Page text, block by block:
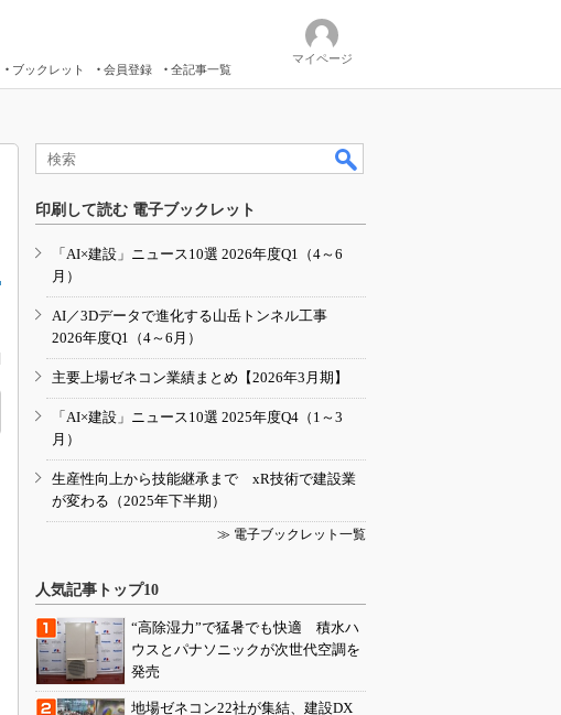
ブックレット 会員登録 全記事一覧
マイページ
印刷して読む 電子ブックレット
「AI×建設」ニュース10選 2026年度Q1（4～6
月）
AI／3Dデータで進化する山岳トンネル工事
2026年度Q1（4～6月）
主要上場ゼネコン業績まとめ【2026年3月期】
「AI×建設」ニュース10選 2025年度Q4（1～3
月）
生産性向上から技能継承まで xR技術で建設業
が変わる（2025年下半期）
≫ 電子ブックレット一覧
人気記事トップ10
“高除湿力”で猛暑でも快適 積水ハ
ウスとパナソニックが次世代空調を
発売
地場ゼネコン22社が集結、建設DX